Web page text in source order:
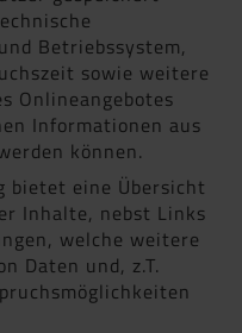
Betriebssystem,
sowie weitere
Onlineangebotes
Informationen aus
können.
bietet eine Übersicht
Inhalte, nebst Links
welche weitere
Daten und, z.T.